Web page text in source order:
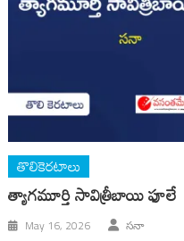
తొలికెరటాలు
త్యాగమూర్తి సావిత్రీబాయి ఫూలే
May 16, 2026 సనా